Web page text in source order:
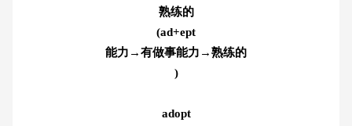
熟练的
(ad+ept
能力→有做事能力→熟练的
)
adopt